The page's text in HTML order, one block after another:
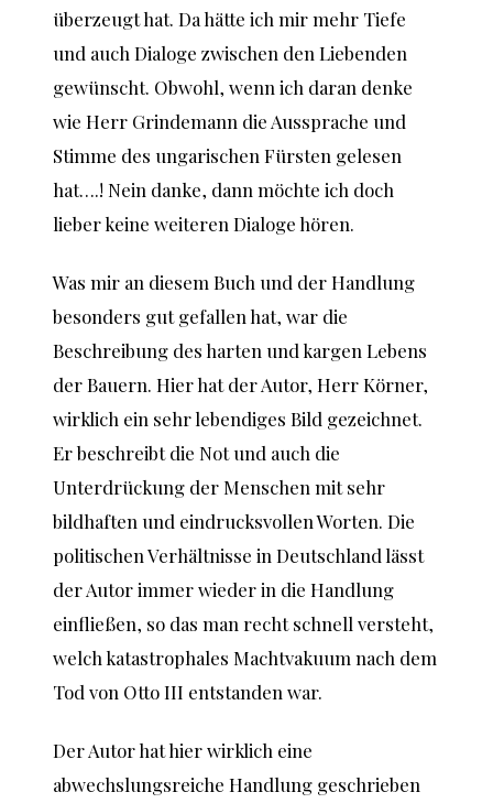
überzeugt hat. Da hätte ich mir mehr Tiefe
und auch Dialoge zwischen den Liebenden
gewünscht. Obwohl, wenn ich daran denke
wie Herr Grindemann die Aussprache und
Stimme des ungarischen Fürsten gelesen
hat….! Nein danke, dann möchte ich doch
lieber keine weiteren Dialoge hören.
Was mir an diesem Buch und der Handlung
besonders gut gefallen hat, war die
Beschreibung des harten und kargen Lebens
der Bauern. Hier hat der Autor, Herr Körner,
wirklich ein sehr lebendiges Bild gezeichnet.
Er beschreibt die Not und auch die
Unterdrückung der Menschen mit sehr
bildhaften und eindrucksvollen Worten. Die
politischen Verhältnisse in Deutschland lässt
der Autor immer wieder in die Handlung
einfließen, so das man recht schnell versteht,
welch katastrophales Machtvakuum nach dem
Tod von Otto III entstanden war.
Der Autor hat hier wirklich eine
abwechslungsreiche Handlung geschrieben